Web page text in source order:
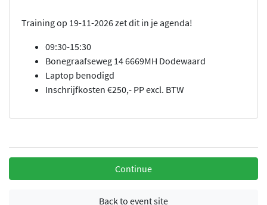
Training op 19-11-2026 zet dit in je agenda!
09:30-15:30
Bonegraafseweg 14 6669MH Dodewaard
Laptop benodigd
Inschrijfkosten €250,- PP excl. BTW
Continue
Back to event site